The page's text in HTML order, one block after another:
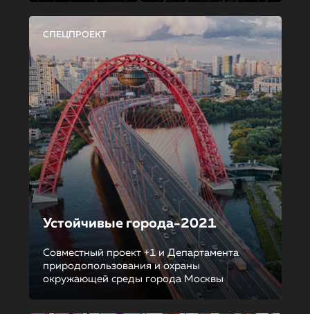
СПЕЦПРОЕКТ
Устойчивые города-2021
Совместный проект +1 и Департамента
природопользования и охраны
окружающей среды города Москвы